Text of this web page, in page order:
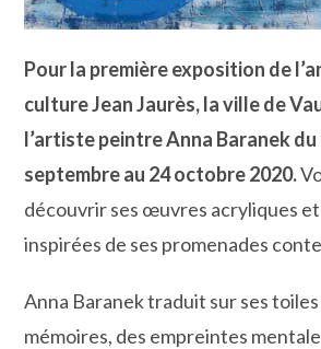
Pour la première exposition de
culture Jean Jaurès, la ville de
l’artiste peintre Anna Baranek
septembre au 24 octobre 2020.
découvrir ses œuvres acryliques
inspirées de ses promenades
Anna Baranek traduit sur ses toiles
mémoires, des empreintes